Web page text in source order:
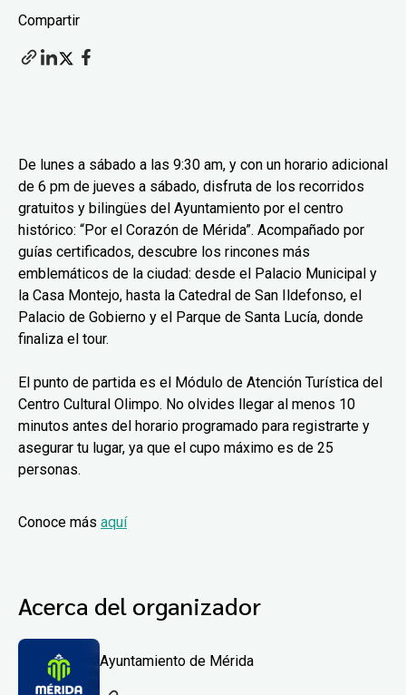
Compartir
De lunes a sábado a las 9:30 am, y con un horario adicional
de 6 pm de jueves a sábado, disfruta de los recorridos
gratuitos y bilingües del Ayuntamiento por el centro
histórico: “Por el Corazón de Mérida”. Acompañado por
guías certificados, descubre los rincones más
emblemáticos de la ciudad: desde el Palacio Municipal y
la Casa Montejo, hasta la Catedral de San Ildefonso, el
Palacio de Gobierno y el Parque de Santa Lucía, donde
finaliza el tour.
El punto de partida es el Módulo de Atención Turística del
Centro Cultural Olimpo. No olvides llegar al menos 10
minutos antes del horario programado para registrarte y
asegurar tu lugar, ya que el cupo máximo es de 25
personas.
Conoce más aquí
Acerca del organizador
Ayuntamiento de Mérida